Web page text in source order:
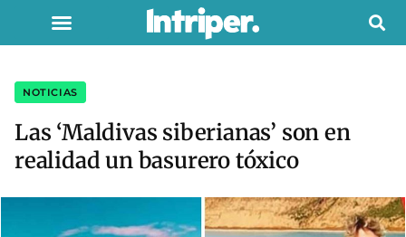
NOTICIAS
Las ‘Maldivas siberianas’ son en
realidad un basurero tóxico